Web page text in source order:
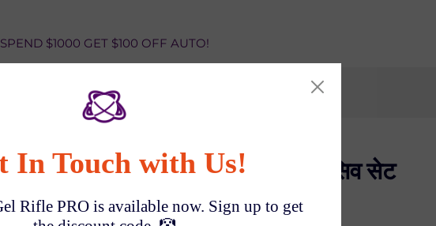
SPEND $1000 GET $100 OFF AUTO!
एक्वानॉट क्रिसमस एक्सक्लूसिव सेट
$99.99